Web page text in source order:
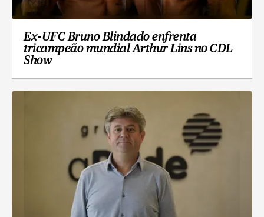
Ex-UFC Bruno Blindado enfrenta
tricampeão mundial Arthur Lins no CDL
Show